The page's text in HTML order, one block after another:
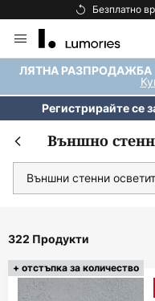
Прескачане
към
съдържанието
ЛЯТНА РАЗПРОДАЖБА
Регистрирайте се
Външно
Външни стенни
322 Продукти
+ отстъпка за количество